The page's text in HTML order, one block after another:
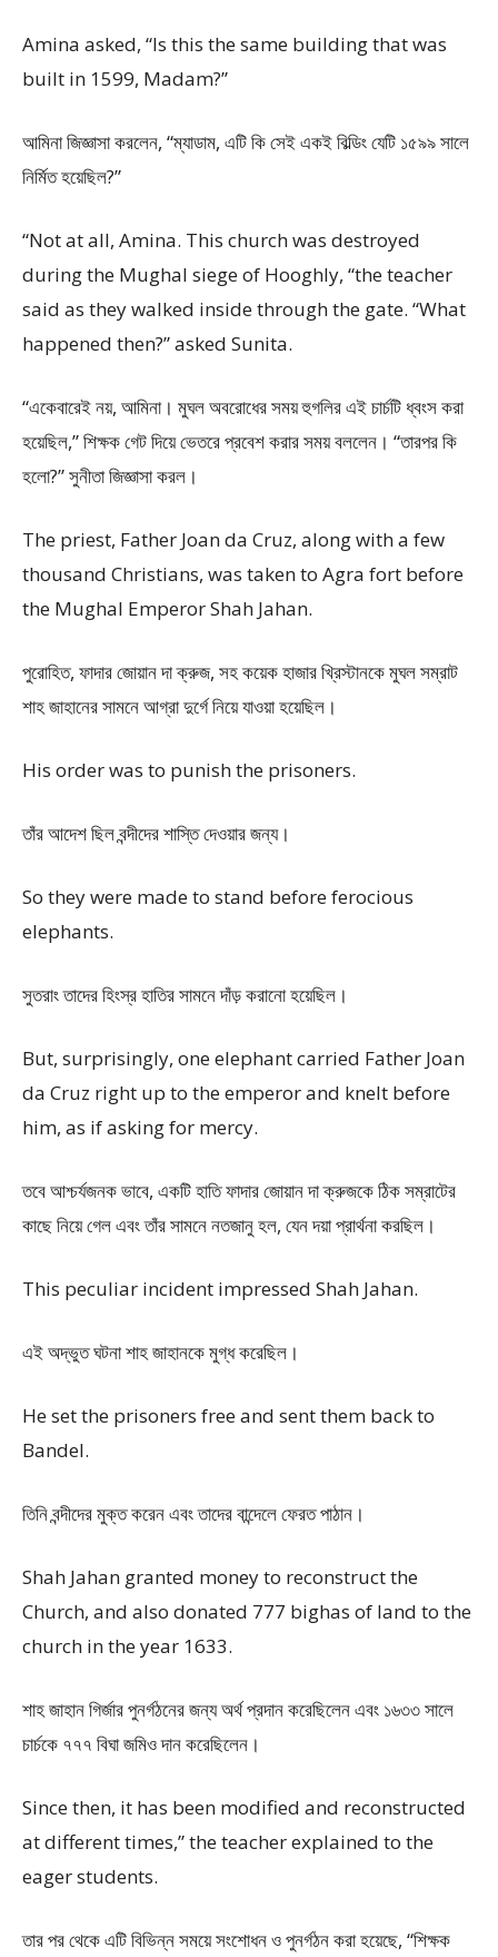
Amina asked, “Is this the same building that was
built in 1599, Madam?”
আমিনা জিজ্ঞাসা করলেন, “ম্যাডাম, এটি কি সেই একই বিল্ডিং যেটি ১৫৯৯ সালে
নির্মিত হয়েছিল?”
“Not at all, Amina. This church was destroyed
during the Mughal siege of Hooghly, “the teacher
said as they walked inside through the gate. “What
happened then?” asked Sunita.
“একেবারেই নয়, আমিনা। মুঘল অবরোধের সময় হুগলির এই চার্চটি ধ্বংস করা
হয়েছিল,” শিক্ষক গেট দিয়ে ভেতরে প্রবেশ করার সময় বললেন। “তারপর কি
হলো?” সুনীতা জিজ্ঞাসা করল।
The priest, Father Joan da Cruz, along with a few
thousand Christians, was taken to Agra fort before
the Mughal Emperor Shah Jahan.
পুরোহিত, ফাদার জোয়ান দা ক্রুজ, সহ কয়েক হাজার খ্রিস্টানকে মুঘল সম্রাট
শাহ জাহানের সামনে আগ্রা দুর্গে নিয়ে যাওয়া হয়েছিল।
His order was to punish the prisoners.
তাঁর আদেশ ছিল বন্দীদের শাস্তি দেওয়ার জন্য।
So they were made to stand before ferocious
elephants.
সুতরাং তাদের হিংস্র হাতির সামনে দাঁড় করানো হয়েছিল।
But, surprisingly, one elephant carried Father Joan
da Cruz right up to the emperor and knelt before
him, as if asking for mercy.
তবে আশ্চর্যজনক ভাবে, একটি হাতি ফাদার জোয়ান দা ক্রুজকে ঠিক সম্রাটের
কাছে নিয়ে গেল এবং তাঁর সামনে নতজানু হল, যেন দয়া প্রার্থনা করছিল।
This peculiar incident impressed Shah Jahan.
এই অদ্ভুত ঘটনা শাহ জাহানকে মুগ্ধ করেছিল।
He set the prisoners free and sent them back to
Bandel.
তিনি বন্দীদের মুক্ত করেন এবং তাদের বান্দেলে ফেরত পাঠান।
Shah Jahan granted money to reconstruct the
Church, and also donated 777 bighas of land to the
church in the year 1633.
শাহ জাহান গির্জার পুনর্গঠনের জন্য অর্থ প্রদান করেছিলেন এবং ১৬৩৩ সালে
চার্চকে ৭৭৭ বিঘা জমিও দান করেছিলেন।
Since then, it has been modified and reconstructed
at different times,” the teacher explained to the
eager students.
তার পর থেকে এটি বিভিন্ন সময়ে সংশোধন ও পুনর্গঠন করা হয়েছে, “শিক্ষক